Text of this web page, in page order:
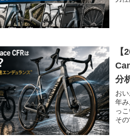
分
お
年
っ
そ